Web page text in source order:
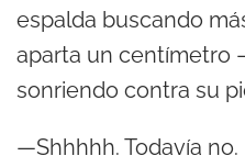
espalda buscando
aparta un
sonriendo contra su
—Shhhhh. Todavía no.